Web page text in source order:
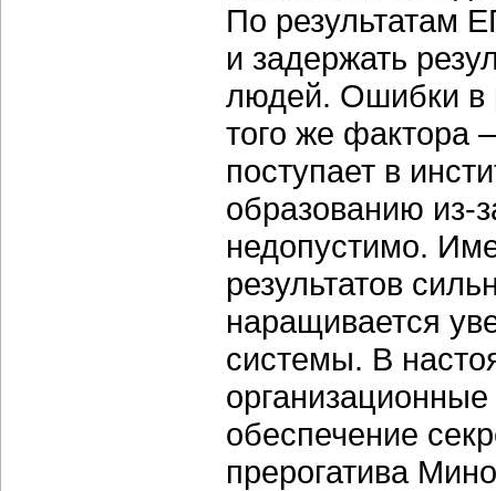
По результатам
и задержать
людей. Ошибки в
того же фактора
поступает в
образованию из-
недопустимо.
результатов
наращивается
системы. В
обеспечение
прерогатива